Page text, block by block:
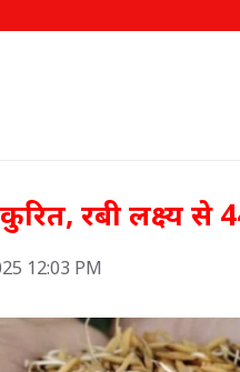
रबी लक्ष्य से
12:03 PM